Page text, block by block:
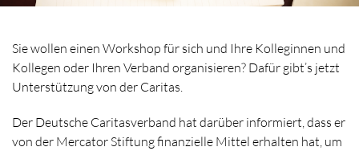
Sie wollen einen Workshop für sich und Ihre Kolleginnen und
Kollegen oder Ihren Verband organisieren? Dafür gibt’s jetzt
Unterstützung von der Caritas.
Der Deutsche Caritasverband hat darüber informiert, dass er
von der Mercator Stiftung finanzielle Mittel erhalten hat, um